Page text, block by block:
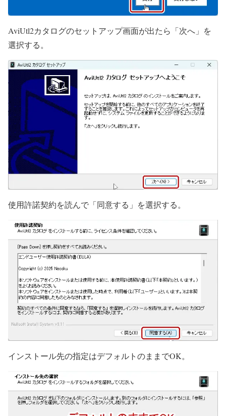
AviUtl2カタログのセットアップ画面が出たら「次へ」を
選択する。
使用許諾契約を読んで「同意する」を選択する。
インストール先の指定はデフォルトのままでOK。